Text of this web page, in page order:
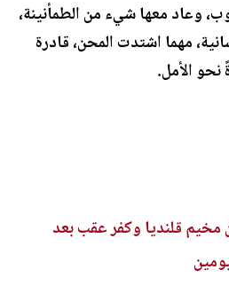
وعاد معها شيء من الطمأنينة،
مهما اشتدت المحن، قادرة
الأمل.
مخيم قلنديا وكفر عقب بعد